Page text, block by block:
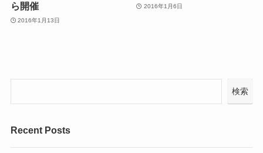
ら開催
2016年1月13日
2016年1月6日
検索
Recent Posts